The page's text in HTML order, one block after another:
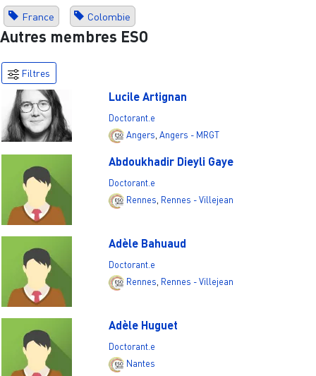
France Colombie
Autres membres ESO
Filtres
Lucile Artignan
Doctorant.e
Angers Angers - MRGT
Abdoukhadir Dieyli Gaye
Doctorant.e
Rennes, Rennes - Villejean
Adèle Bahuaud
Doctorant.e
Rennes, Rennes - Villejean
Adèle Huguet
Doctorant.e
Nantes